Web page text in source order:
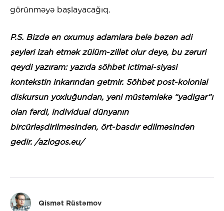
görünməyə başlayacağıq.
P.S. Bizdə ən oxumuş adamlara belə bəzən adi
şeyləri izah etmək zülüm-zillət olur deyə, bu zəruri
qeydi yazıram: yazıda söhbət ictimai-siyasi
kontekstin inkarından getmir. Söhbət post-kolonial
diskursun yoxluğundan, yəni müstəmləkə “yadigar”ı
olan fərdi, individual dünyanın
bircürləşdirilməsindən, ört-basdır edilməsindən
gedir. /azlogos.eu/
Qismət Rüstəmov